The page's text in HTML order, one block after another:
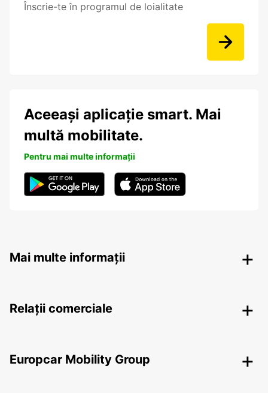
Înscrie-te în programul de loialitate
Aceeași aplicație smart. Mai
multă mobilitate.
Pentru mai multe informații
Mai multe informații
Relații comerciale
Europcar Mobility Group